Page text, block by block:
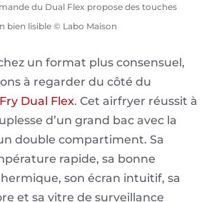
du Dual Flex propose des touches
bien lisible © Labo Maison
un format plus consensuel,
à regarder du côté du
Dual Flex. Cet airfryer réussit à
d’un grand bac avec la
double compartiment. Sa
rapide, sa bonne
son écran intuitif, sa
et sa vitre de surveillance